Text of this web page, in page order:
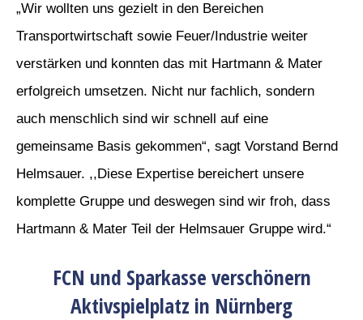
„Wir wollten uns gezielt in den Bereichen
Transportwirtschaft sowie Feuer/Industrie weiter
verstärken und konnten das mit Hartmann & Mater
erfolgreich umsetzen. Nicht nur fachlich, sondern
auch menschlich sind wir schnell auf eine
gemeinsame Basis gekommen“, sagt Vorstand Bernd
Helmsauer. ,,Diese Expertise bereichert unsere
komplette Gruppe und deswegen sind wir froh, dass
Hartmann & Mater Teil der Helmsauer Gruppe wird.“
FCN und Sparkasse verschönern
Aktivspielplatz in Nürnberg